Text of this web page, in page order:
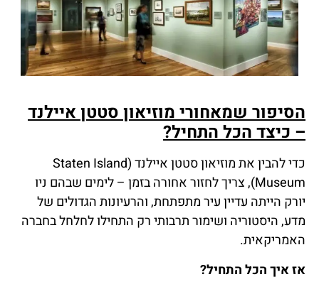
הסיפור שמאחורי מוזיאון סטטן איילנד
– כיצד הכל התחיל?
כדי להבין את מוזיאון סטטן איילנד (Staten Island
Museum), צריך לחזור אחורה בזמן – לימים שבהם ניו
יורק הייתה עדיין עיר מתפתחת, והרעיונות הגדולים של
מדע, היסטוריה ושימור תרבותי רק התחילו לחלחל בחברה
האמריקאית.
אז איך הכל התחיל?